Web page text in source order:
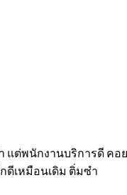
แต่พนักงานบริการดี คอย
ดีเหมือนเดิม ติ่มซำ